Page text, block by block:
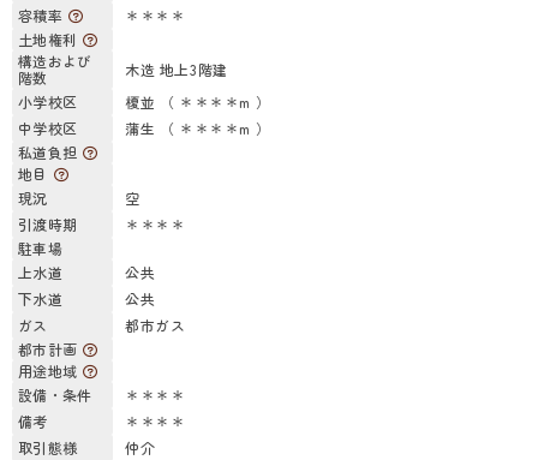
容積率
＊＊＊＊
土地権利
構造および
階数
木造 地上3階建
小学校区
榎並 （ ＊＊＊＊m ）
中学校区
蒲生 （ ＊＊＊＊m ）
私道負担
地目
現況
空
引渡時期
＊＊＊＊
駐車場
上水道
公共
下水道
公共
ガス
都市ガス
都市計画
用途地域
設備・条件
＊＊＊＊
備考
＊＊＊＊
取引態様
仲介